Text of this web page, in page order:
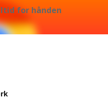
for hånden